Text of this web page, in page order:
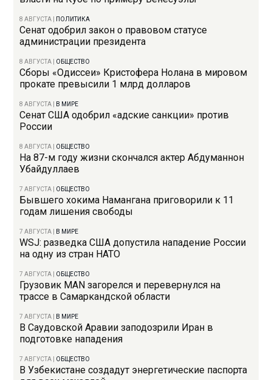
8 АВГУСТА ПОЛИТИКА
Сенат одобрил закон о правовом статусе
администрации президента
8 АВГУСТА ОБЩЕСТВО
Сборы «Одиссеи» Кристофера Нолана в мировом
прокате превысили 1 млрд долларов
8 АВГУСТА В МИРЕ
Сенат США одобрил «адские санкции» против
России
8 АВГУСТА ОБЩЕСТВО
На 87-м году жизни скончался актер Абдуманнон
Убайдуллаев
7 АВГУСТА ОБЩЕСТВО
Бывшего хокима Намангана приговорили к 11
годам лишения свободы
7 АВГУСТА В МИРЕ
WSJ: разведка США допустила нападение России
на одну из стран НАТО
7 АВГУСТА ОБЩЕСТВО
Грузовик MAN загорелся и перевернулся на
трассе в Самаркандской области
7 АВГУСТА В МИРЕ
В Саудовской Аравии заподозрили Иран в
подготовке нападения
7 АВГУСТА ОБЩЕСТВО
В Узбекистане создадут энергетические паспорта